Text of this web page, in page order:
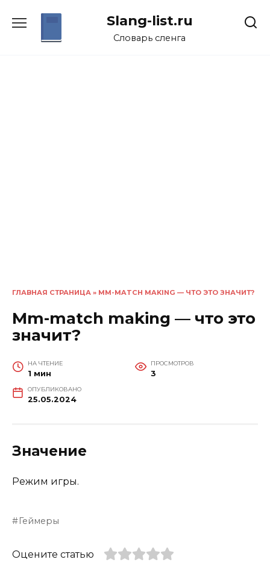
Slang-list.ru
Словарь сленга
ГЛАВНАЯ СТРАНИЦА » MM-MATCH MAKING — ЧТО ЭТО ЗНАЧИТ?
Mm-match making — что это
значит?
НА ЧТЕНИЕ
1 мин
ПРОСМОТРОВ
3
ОПУБЛИКОВАНО
25.05.2024
Значение
Режим игры.
Геймеры
Оцените статью